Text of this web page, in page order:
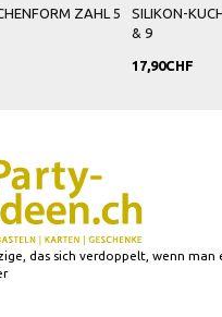
ZAHL 5
SILIKON-
& 9
17,90CHF
das sich verdoppelt, wenn man